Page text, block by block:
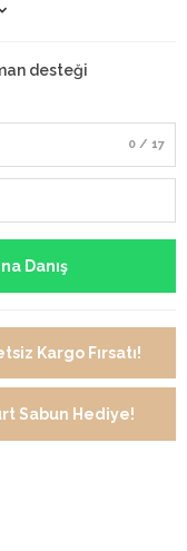
desteği
0 / 17
Danış
Kargo Fırsatı!
Sabun Hediye!